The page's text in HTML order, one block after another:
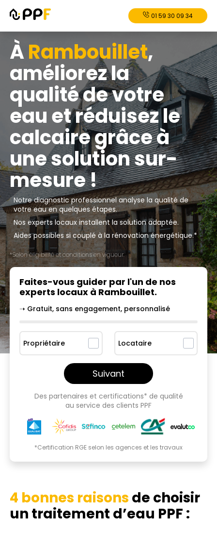
01 59 30 09 34
ÀRambouillet,
améliorez la
qualité de votre
eau et réduisez le
calcaire grâce à
une solution sur-
mesure !
Notre diagnostic professionnel analyse la qualité de
votre eau en quelques étapes.
Nos experts locaux installent la solution adaptée.
Aides possibles si couplé à la rénovation énergétique.*
*Selon éligibilité et conditions en vigueur.
Faites-vous guider par l'un de nos
experts locaux à Rambouillet.
➝ Gratuit, sans engagement, personnalisé
Propriétaire Locataire
Suivant
Des partenaires et certifications* de qualité
au service des clients PPF
*Certification RGE selon les agences et les travaux
4 bonnes raisons de choisir
un traitement d’eau PPF :